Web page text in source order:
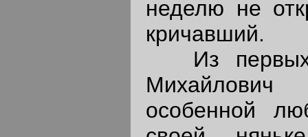
неделю не
кричавший.
Из первых
особенной